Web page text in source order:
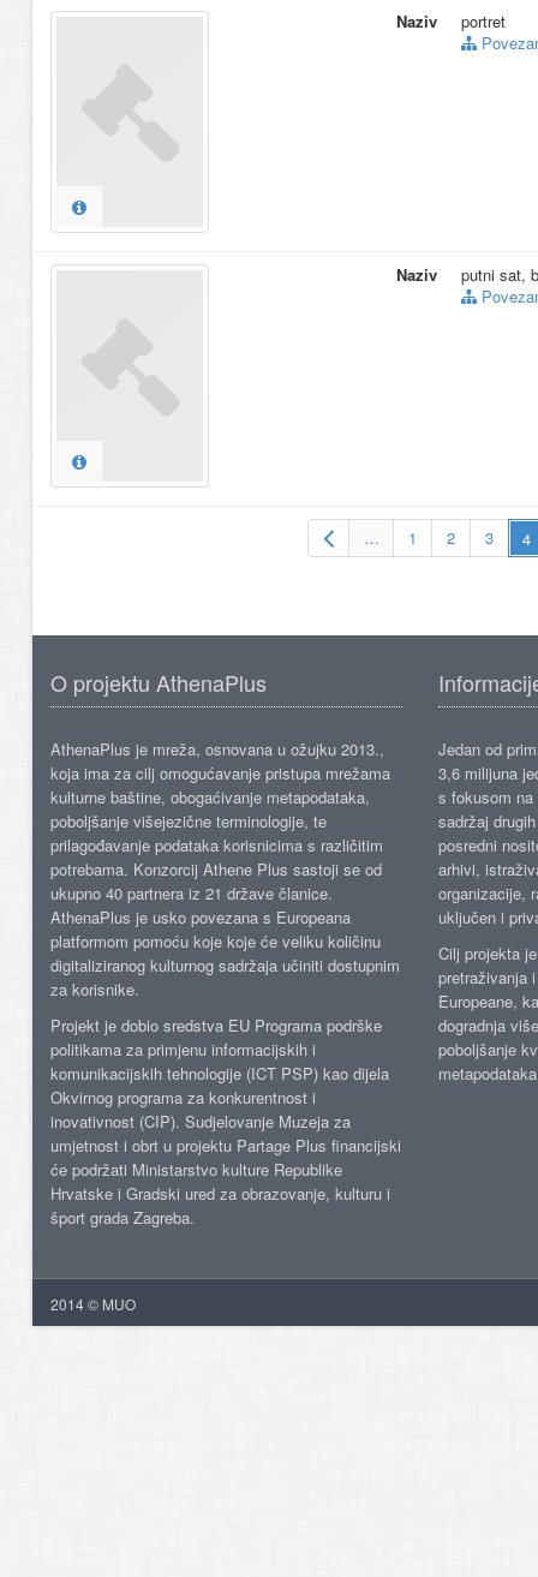
Naziv
portret
Naziv
putni sat,
… 1 2 3
O projektu AthenaPlus
AthenaPlus je mreža, osnovana u ožujku 2013.,
koja ima za cilj omogućavanje pristupa mrežama
kulturne baštine, obogaćivanje metapodataka,
poboljšanje višejezične terminologije, te
prilagođavanje podataka korisnicima s različitim
potrebama. Konzorcij Athene Plus sastoji se od
ukupno 40 partnera iz 21 države članice.
AthenaPlus je usko povezana s Europeana
platformom pomoću koje koje će veliku količinu
digitaliziranog kulturnog sadržaja učiniti dostupnim
za korisnike.
Projekt je dobio sredstva EU Programa podrške
politikama za primjenu informacijskih i
komunikacijskih tehnologije (ICT PSP) kao dijela
Okvirnog programa za konkurentnost i
inovativnost (CIP). Sudjelovanje Muzeja za
umjetnost i obrt u projektu Partage Plus financijski
će podržati Ministarstvo kulture Republike
Hrvatske i Gradski ured za obrazovanje, kulturu i
šport grada Zagreba.
Jedan od
3,6 milijuna
s fokusom
sadržaj
posredni
arhivi,
organizacije,
uključen i
Cilj projekta
pretraživanja
Europeane,
dogradnja
poboljšanje
2014 © MUO